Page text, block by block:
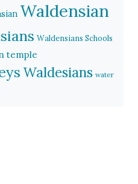
Waldensian
Waldensians Schools
temple
Waldesians water